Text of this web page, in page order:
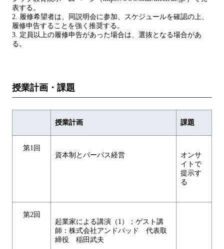
表する。
2. 履修希望者は、同説明会に参加、スケジュールを確認の上、
履修申告することを強く推奨する。
3. 定員以上の履修申告があった場合は、選抜となる場合があ
る。
授業計画・課題
授業計画 課題
第1回
資本制とパーパス経営
オンサ
イトで
提示す
る
第2回
起業家による講演（1）；ゲスト講
師：株式会社アンドパッド 代表取
締役 稲田武夫